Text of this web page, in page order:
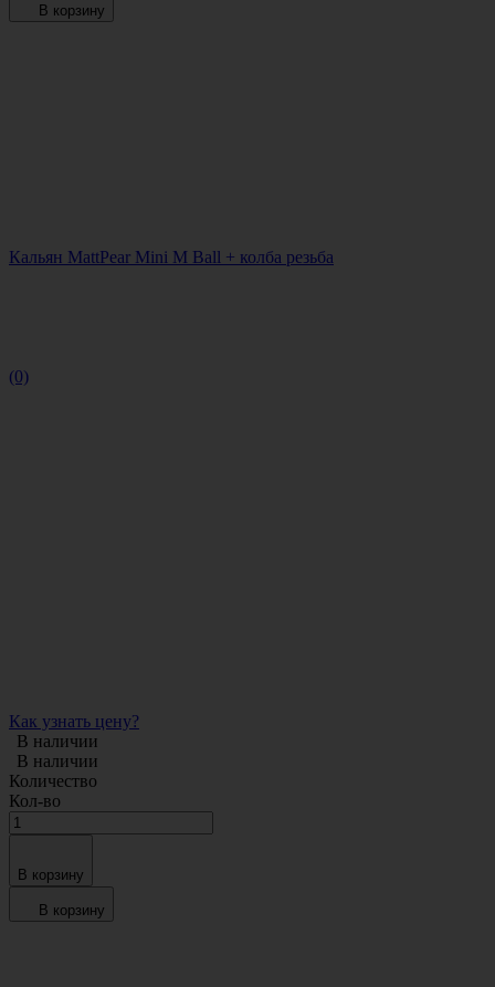
В корзину
Кальян MattPear Mini M Ball + колба резьба
(0)
Как узнать цену?
В наличии
В наличии
Количество
Кол-во
В корзину
В корзину